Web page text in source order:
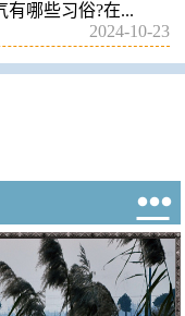
哪些习俗?在...
2024-10-23
